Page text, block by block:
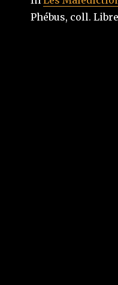
Phébus, coll.